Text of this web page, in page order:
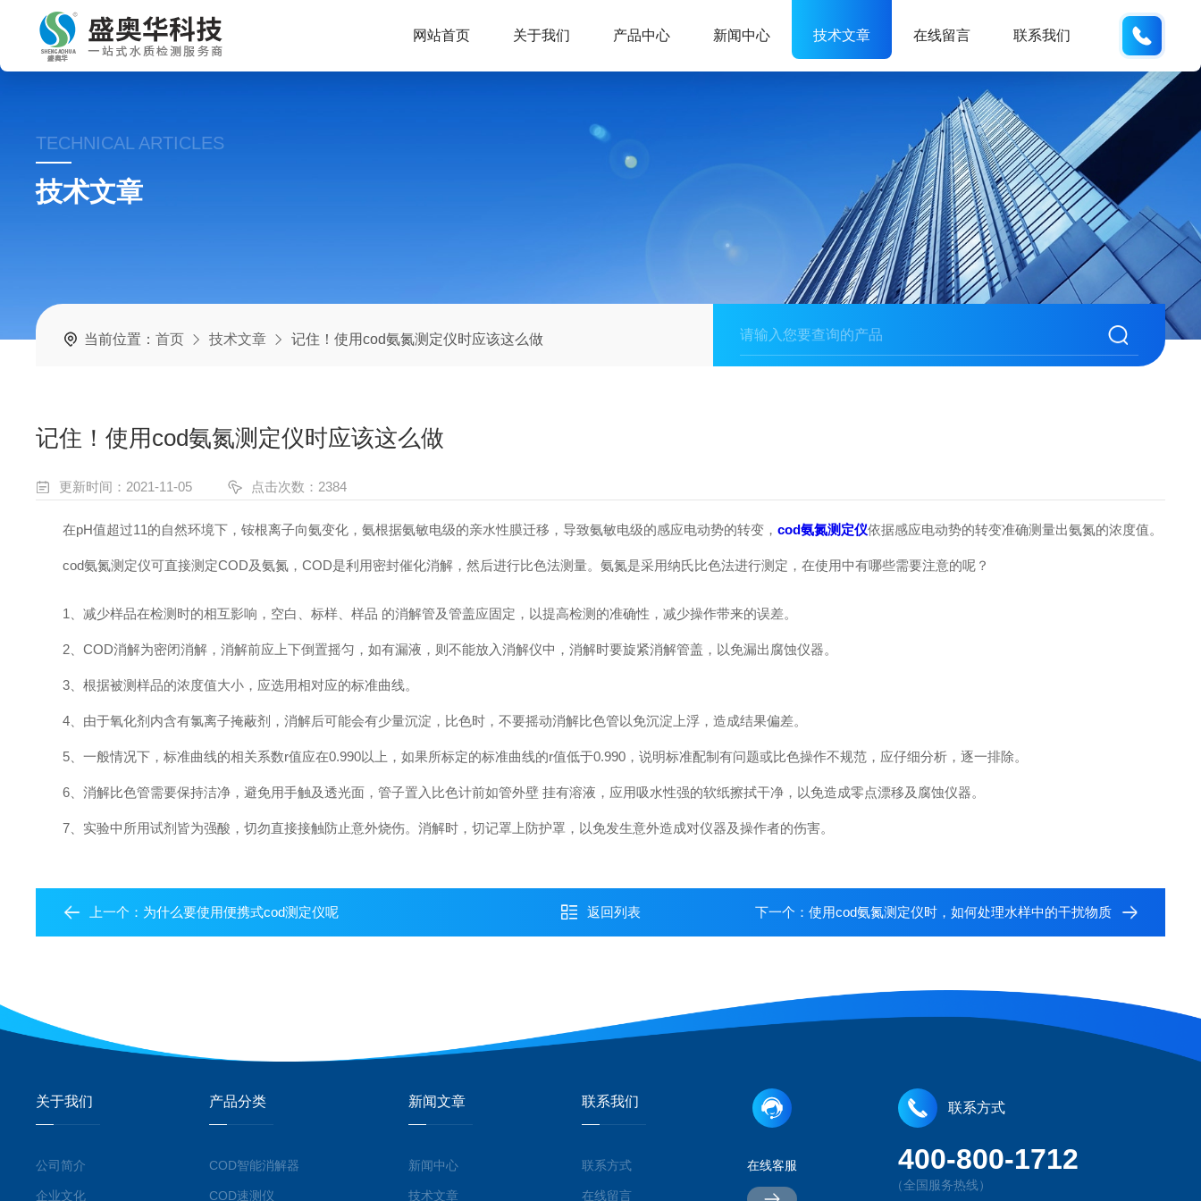
网站首页 关于我们 产品中心 新闻中心 技术文章 在线留言 联系我们
TECHNICAL ARTICLES
技术文章
当前位置：首页 技术文章 记住！使用cod氨氮测定仪时应该这么做
记住！使用cod氨氮测定仪时应该这么做
更新时间：2021-11-05 点击次数：2384
在pH值超过11的自然环境下，铵根离子向氨变化，氨根据氨敏电级的亲水性膜迁移，导致氨敏电级的感应电动势的转变，cod氨氮测定仪依据感应电动势的转变准确测量出氨氮的浓度值。
cod氨氮测定仪可直接测定COD及氨氮，COD是利用密封催化消解，然后进行比色法测量。氨氮是采用纳氏比色法进行测定，在使用中有哪些需要注意的呢？
1、减少样品在检测时的相互影响，空白、标样、样品 的消解管及管盖应固定，以提高检测的准确性，减少操作带来的误差。
2、COD消解为密闭消解，消解前应上下倒置摇匀，如有漏液，则不能放入消解仪中，消解时要旋紧消解管盖，以免漏出腐蚀仪器。
3、根据被测样品的浓度值大小，应选用相对应的标准曲线。
4、由于氧化剂内含有氯离子掩蔽剂，消解后可能会有少量沉淀，比色时，不要摇动消解比色管以免沉淀上浮，造成结果偏差。
5、一般情况下，标准曲线的相关系数r值应在0.990以上，如果所标定的标准曲线的r值低于0.990，说明标准配制有问题或比色操作不规范，应仔细分析，逐一排除。
6、消解比色管需要保持洁净，避免用手触及透光面，管子置入比色计前如管外壁 挂有溶液，应用吸水性强的软纸擦拭干净，以免造成零点漂移及腐蚀仪器。
7、实验中所用试剂皆为强酸，切勿直接接触防止意外烧伤。消解时，切记罩上防护罩，以免发生意外造成对仪器及操作者的伤害。
上一个： 为什么要使用便携式cod测定仪呢 返回列表 下一个： 使用cod氨氮测定仪时，如何处理水样中的干扰物质
关于我们
公司简介
企业文化
产品分类
COD智能消解器
COD速测仪
新闻文章
新闻中心
技术文章
联系我们
联系方式
在线留言
在线客服
联系方式
400-800-1712
（全国服务热线）